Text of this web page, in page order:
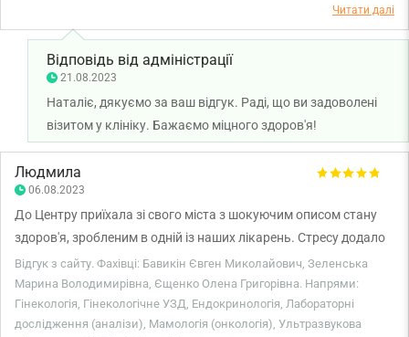
Читати далі
Відповідь від адміністрації
21.08.2023
Наталіє, дякуємо за ваш відгук. Раді, що ви задоволені
візитом у клініку. Бажаємо міцного здоров'я!
Людмила
06.08.2023
До Центру приїхала зі свого міста з шокуючим описом стану
здоров'я, зробленим в одній із наших лікарень. Стресу додало
ще й те, що швидко пройти необхідне у моєму випадку
обстеження вдома виявилося просто не можливо. Як же я
була вражена, коли за декілька годин перебування в Центрі
змогла пройти обстеження відразу у декількох
Відгук з сайту. Фахівці: Бавикін Євген Миколайович, Зеленська
Марина Володимирівна, Єщенко Олена Григорівна. Напрями:
Гінекологія, Гінекологічне УЗД, Ендокринологія, Лабораторні
дослідження (аналізи), Мамологія (онкологія), Ультразвукова